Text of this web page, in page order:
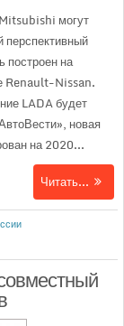
могут
построен на
Renault-Nissan.
LADA будет
новая
на 2020...
Читать...